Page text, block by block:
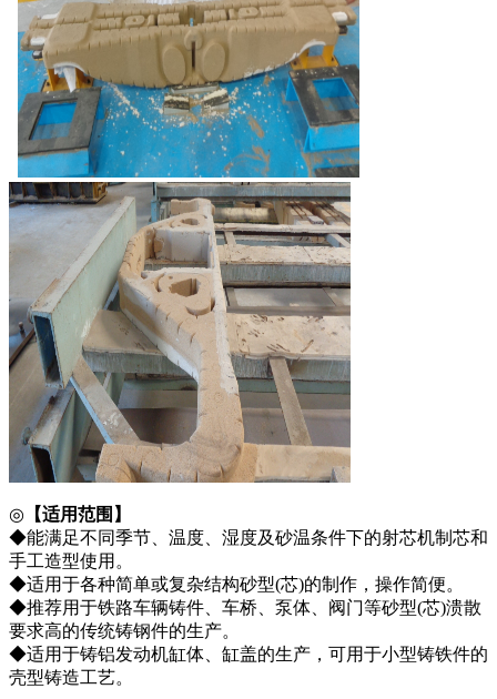
◎ 【适用范围】
◆能满足不同季节、温度、湿度及砂温条件下的射芯机制芯和
手工造型使用。
◆适用于各种简单或复杂结构砂型(芯)的制作，操作简便。
◆推荐用于铁路车辆铸件、车桥、泵体、阀门等砂型(芯)溃散
要求高的传统铸钢件的生产。
◆适用于铸铝发动机缸体、缸盖的生产，可用于小型铸铁件的
壳型铸造工艺。